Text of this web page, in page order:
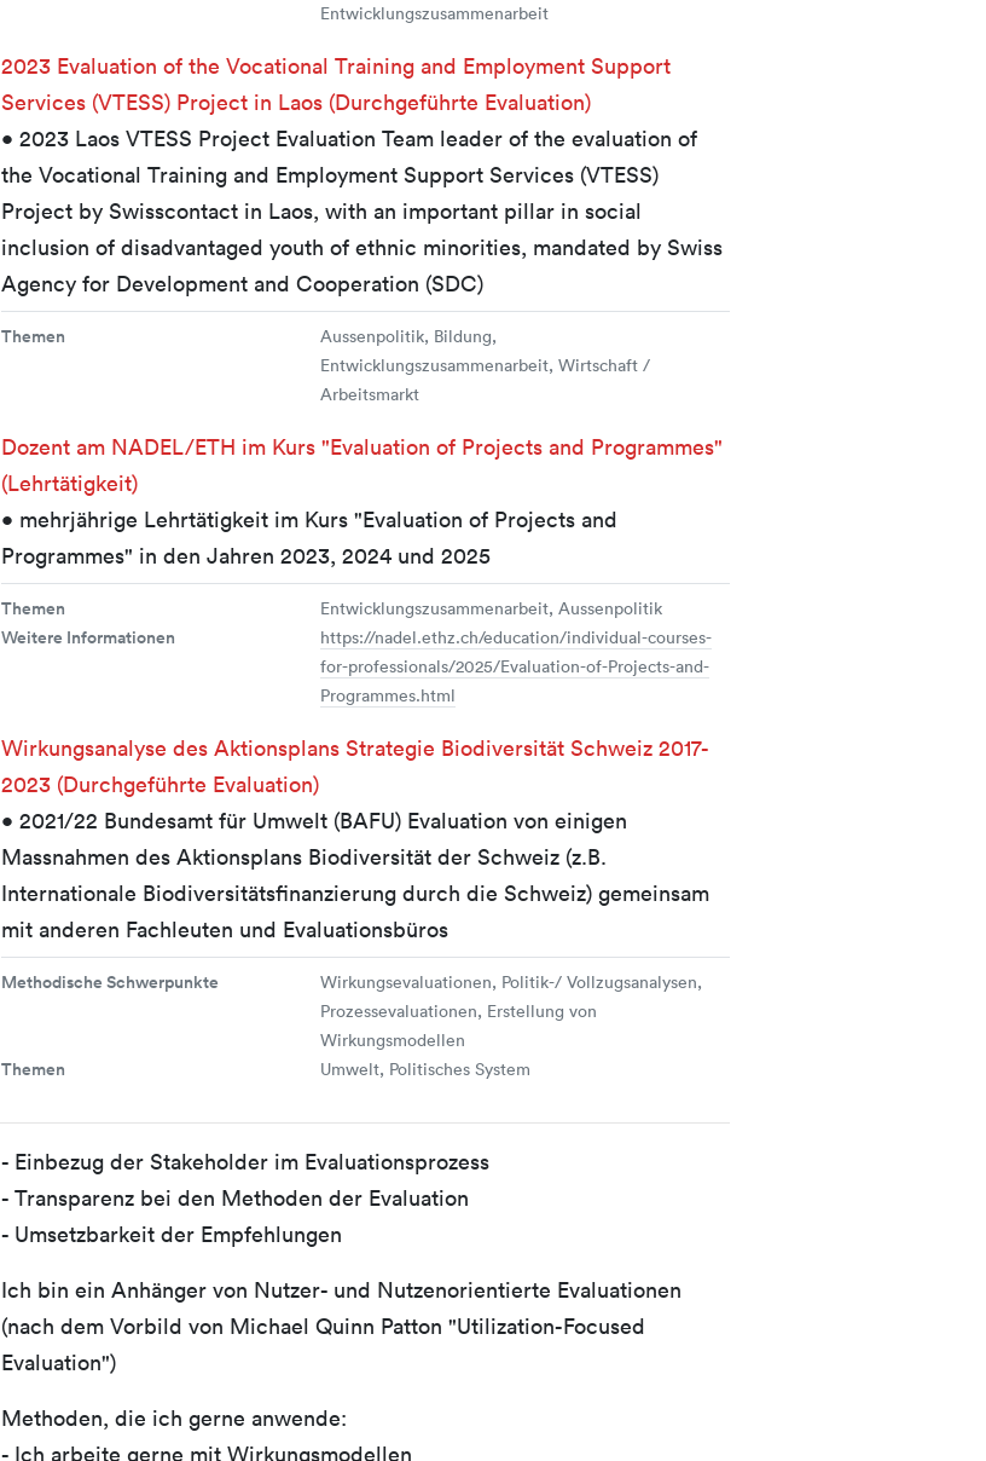
Entwicklungszusammenarbeit
2023 Evaluation of the Vocational Training and Employment Support
Services (VTESS) Project in Laos (Durchgeführte Evaluation)
• 2023 Laos VTESS Project Evaluation Team leader of the evaluation of
the Vocational Training and Employment Support Services (VTESS)
Project by Swisscontact in Laos, with an important pillar in social
inclusion of disadvantaged youth of ethnic minorities, mandated by Swiss
Agency for Development and Cooperation (SDC)
Themen
Aussenpolitik, Bildung,
Entwicklungszusammenarbeit, Wirtschaft /
Arbeitsmarkt
Dozent am NADEL/ETH im Kurs "Evaluation of Projects and Programmes"
(Lehrtätigkeit)
• mehrjährige Lehrtätigkeit im Kurs "Evaluation of Projects and
Programmes" in den Jahren 2023, 2024 und 2025
Themen Entwicklungszusammenarbeit, Aussenpolitik
Weitere Informationen
https://nadel.ethz.ch/education/individual-courses-
for-professionals/2025/Evaluation-of-Projects-and-
Programmes.html
Wirkungsanalyse des Aktionsplans Strategie Biodiversität Schweiz 2017-
2023 (Durchgeführte Evaluation)
• 2021/22 Bundesamt für Umwelt (BAFU) Evaluation von einigen
Massnahmen des Aktionsplans Biodiversität der Schweiz (z.B.
Internationale Biodiversitätsfinanzierung durch die Schweiz) gemeinsam
mit anderen Fachleuten und Evaluationsbüros
Methodische Schwerpunkte
Wirkungsevaluationen, Politik-/ Vollzugsanalysen,
Prozessevaluationen, Erstellung von
Wirkungsmodellen
Themen Umwelt, Politisches System
- Einbezug der Stakeholder im Evaluationsprozess
- Transparenz bei den Methoden der Evaluation
- Umsetzbarkeit der Empfehlungen
Ich bin ein Anhänger von Nutzer- und Nutzenorientierte Evaluationen
(nach dem Vorbild von Michael Quinn Patton "Utilization-Focused
Evaluation")
Methoden, die ich gerne anwende:
- Ich arbeite gerne mit Wirkungsmodellen